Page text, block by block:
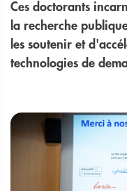
Ces doctorants
la recherche
les soutenir et
technologies de